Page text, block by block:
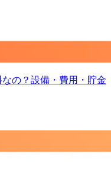
の？設備・費用・貯金